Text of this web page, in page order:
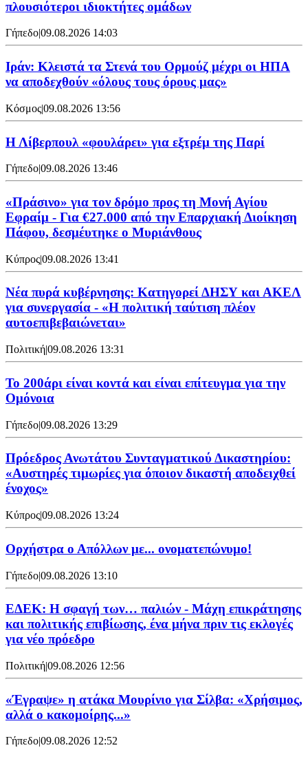
πλουσιότεροι ιδιοκτήτες ομάδων
Γήπεδο|09.08.2026 14:03
Ιράν: Κλειστά τα Στενά του Ορμούζ μέχρι οι ΗΠΑ
να αποδεχθούν «όλους τους όρους μας»
Κόσμος|09.08.2026 13:56
Η Λίβερπουλ «φουλάρει» για εξτρέμ της Παρί
Γήπεδο|09.08.2026 13:46
«Πράσινο» για τον δρόμο προς τη Μονή Αγίου
Εφραίμ - Για €27.000 από την Επαρχιακή Διοίκηση
Πάφου, δεσμέυτηκε ο Μυριάνθους
Κύπρος|09.08.2026 13:41
Νέα πυρά κυβέρνησης: Κατηγορεί ΔΗΣΥ και ΑΚΕΛ
για συνεργασία - «Η πολιτική ταύτιση πλέον
αυτοεπιβεβαιώνεται»
Πολιτική|09.08.2026 13:31
Το 200άρι είναι κοντά και είναι επίτευγμα για την
Ομόνοια
Γήπεδο|09.08.2026 13:29
Πρόεδρος Ανωτάτου Συνταγματικού Δικαστηρίου:
«Αυστηρές τιμωρίες για όποιον δικαστή αποδειχθεί
ένοχος»
Κύπρος|09.08.2026 13:24
Ορχήστρα o Aπόλλων με... ονοματεπώνυμο!
Γήπεδο|09.08.2026 13:10
ΕΔΕΚ: Η σφαγή των… παλιών - Μάχη επικράτησης
και πολιτικής επιβίωσης, ένα μήνα πριν τις εκλογές
για νέο πρόεδρο
Πολιτική|09.08.2026 12:56
«Έγραψε» η ατάκα Μουρίνιο για Σίλβα: «Χρήσιμος,
αλλά ο κακομοίρης...»
Γήπεδο|09.08.2026 12:52